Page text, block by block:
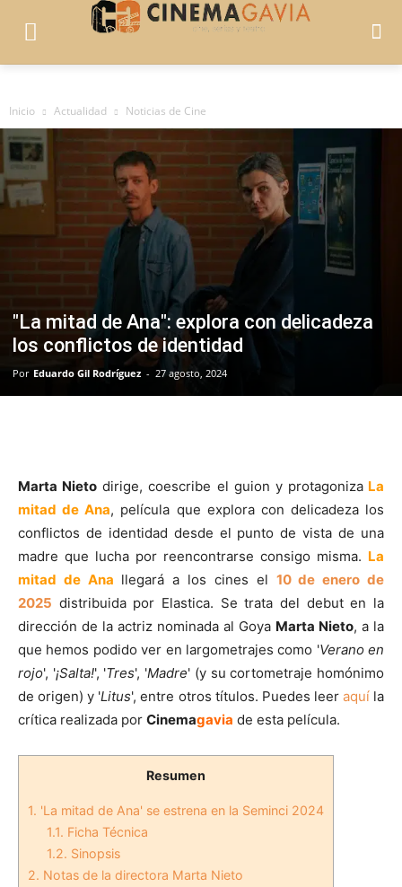
Inicio Actualidad Noticias de Cine
"La mitad de Ana": explora con delicadeza
los conflictos de identidad
Por Eduardo Gil Rodríguez - 27 agosto, 2024
Marta Nieto dirige, coescribe el guion y protagonizaLa
mitad de Ana, película que explora con delicadeza los
conflictos de identidad desde el punto de vista de una
madre que lucha por reencontrarse consigo misma. La
mitad de Ana llegará a los cines el 10 de enero de
2025 distribuida por Elastica. Se trata del debut en la
dirección de la actriz nominada al Goya Marta Nieto, a la
que hemos podido ver en largometrajes como 'Verano en
rojo', '¡Salta!', 'Tres', 'Madre' (y su cortometraje homónimo
de origen) y 'Litus', entre otros títulos. Puedes leer aquíla
crítica realizada por Cinemagavia de esta película.
Resumen
1. 'La mitad de Ana' se estrena en la Seminci 2024
1.1. Ficha Técnica
1.2. Sinopsis
2. Notas de la directora Marta Nieto